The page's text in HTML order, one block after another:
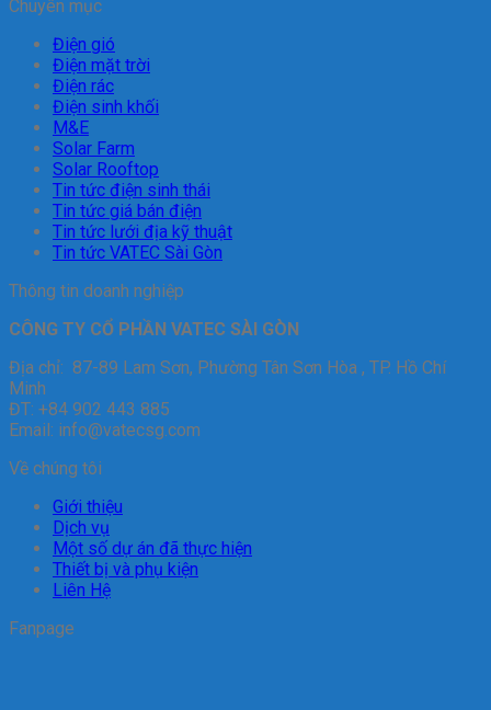
Chuyên mục
Điện gió
Điện mặt trời
Điện rác
Điện sinh khối
M&E
Solar Farm
Solar Rooftop
Tin tức điện sinh thái
Tin tức giá bán điện
Tin tức lưới địa kỹ thuật
Tin tức VATEC Sài Gòn
Thông tin doanh nghiệp
CÔNG TY CỔ PHẦN VATEC SÀI GÒN
Địa chỉ: 87-89 Lam Sơn, Phường Tân Sơn Hòa , TP. Hồ Chí
Minh
ĐT: +84 902 443 885
Email: info@vatecsg.com
Về chúng tôi
Giới thiệu
Dịch vụ
Một số dự án đã thực hiện
Thiết bị và phụ kiện
Liên Hệ
Fanpage